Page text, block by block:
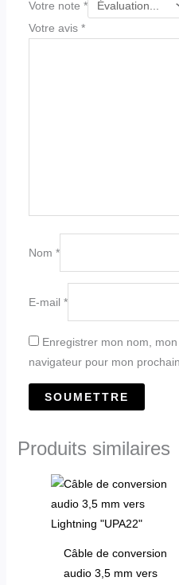
Votre note *
Votre avis *
Nom *
E-mail *
Enregistrer mon nom,
navigateur pour mon
Produits similaires
Câble de conversion
audio 3,5 mm vers